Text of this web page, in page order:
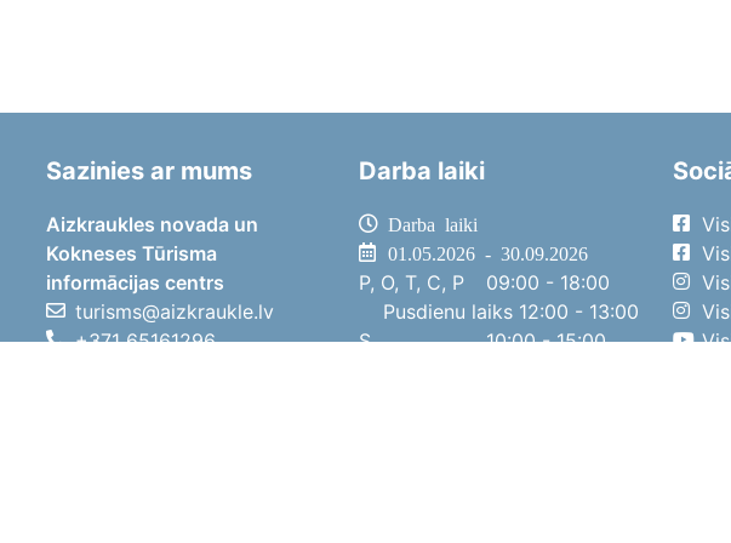
Sazinies ar mums
Aizkraukles novada un
Kokneses Tūrisma
informācijas centrs
turisms@aizkraukle.lv
+371 65161296
Darba laiki
Darba laiki
01.05.2026 - 30.09.2026
P, O, T, C, P
09:00 - 18:00
Pusdienu laiks 12:00 - 13:00
S
10:00 - 15:00